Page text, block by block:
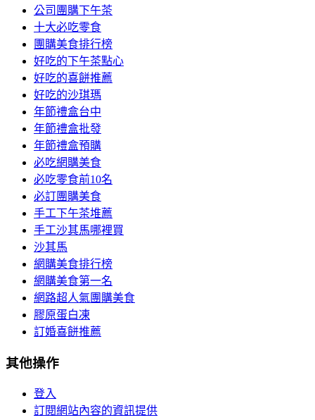
公司團購下午茶
十大必吃零食
團購美食排行榜
好吃的下午茶點心
好吃的喜餅推薦
好吃的沙琪瑪
年節禮盒台中
年節禮盒批發
年節禮盒預購
必吃網購美食
必吃零食前10名
必訂團購美食
手工下午茶堆薦
手工沙其馬哪裡買
沙其馬
網購美食排行榜
網購美食第一名
網路超人氣團購美食
膠原蛋白凍
訂婚喜餅推薦
其他操作
登入
訂閱網站內容的資訊提供